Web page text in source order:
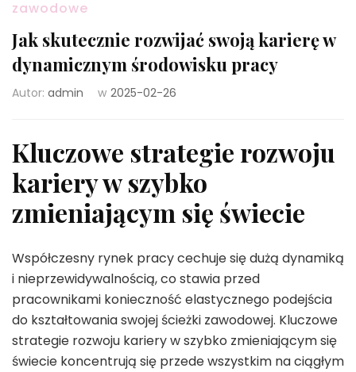
zawodowe
Jak skutecznie rozwijać swoją karierę w
dynamicznym środowisku pracy
Autor: admin w 2025-02-26
Kluczowe strategie rozwoju
kariery w szybko
zmieniającym się świecie
Współczesny rynek pracy cechuje się dużą dynamiką
i nieprzewidywalnością, co stawia przed
pracownikami konieczność elastycznego podejścia
do kształtowania swojej ścieżki zawodowej. Kluczowe
strategie rozwoju kariery w szybko zmieniającym się
świecie koncentrują się przede wszystkim na ciągłym